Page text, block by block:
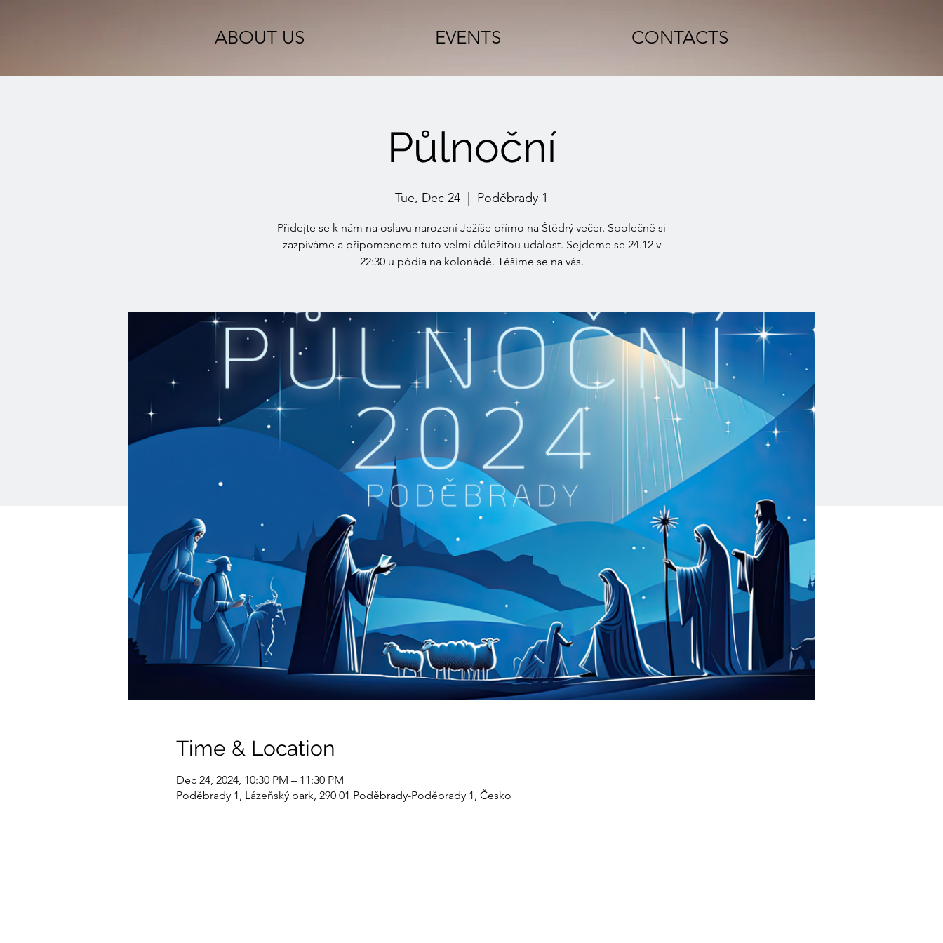
ABOUT US EVENTS CONTACTS
Půlnoční
Tue, Dec 24 Poděbrady 1
Přidejte se k nám na oslavu narození Ježíše přímo na Štědrý večer. Společně si
zazpíváme a připomeneme tuto velmi důležitou událost. Sejdeme se 24.12 v
22:30 u pódia na kolonádě. Těšíme se na vás.
Time & Location
Dec 24, 2024, 10:30 PM – 11:30 PM
Poděbrady 1, Lázeňský park, 290 01 Poděbrady-Poděbrady 1, Česko